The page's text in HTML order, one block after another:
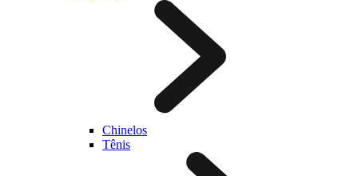
Chinelos
Tênis